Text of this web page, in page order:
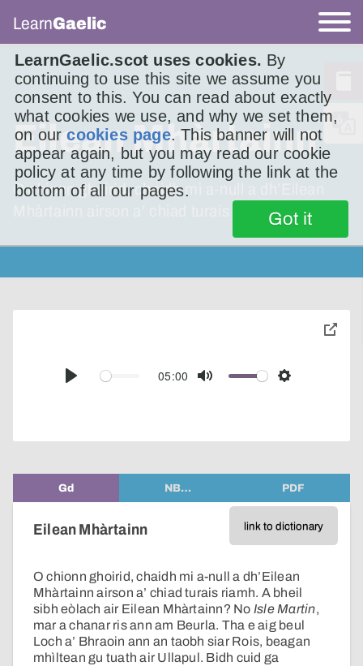
LearnGaelic.scot uses cookies. By
continuing to use this site we assume you
consent to this. You can read about exactly
what cookies we use, and why we set them,
on ourcookies page. This banner will not
appear again, but you may read our cookie
policy at any time by following the link at the
bottom of all our pages.
Got it
LearnGaelic
Eilean Mhàrtainn
O chionn ghoirid, chaidh mi a-null a dh’Eilean
Mhàrtainn airson a’ chiad turais riamh.
Play
05:00
Mute Settings
toggle
Gd NB… PDF
link to dictionary
Eilean Mhàrtainn
O chionn ghoirid, chaidh mi a-null a dh’Eilean
Mhàrtainn airson a’ chiad turais riamh. A bheil
sibh eòlach air Eilean Mhàrtainn? No Isle Martin,
mar a chanar ris ann am Beurla. Tha e aig beul
Loch a’ Bhraoin ann an taobh siar Rois, beagan
mhìltean gu tuath air Ullapul. Bidh cuid ga